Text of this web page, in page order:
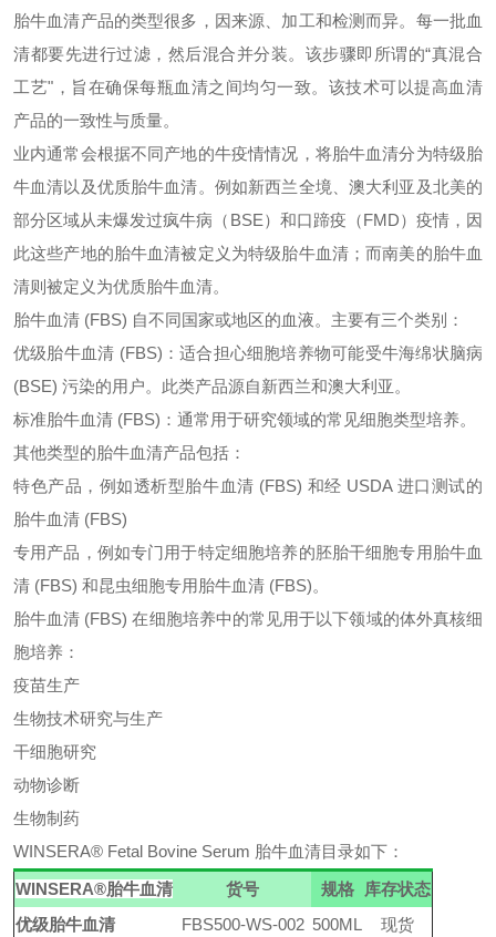
胎牛血清产品的类型很多，因来源、加工和检测而异。每一批血
清都要先进行过滤，然后混合并分装。该步骤即所谓的“真混合
工艺"，旨在确保每瓶血清之间均匀一致。该技术可以提高血清
产品的一致性与质量。
业内通常会根据不同产地的牛疫情情况，将胎牛血清分为特级胎
牛血清以及优质胎牛血清。例如新西兰全境、澳大利亚及北美的
部分区域从未爆发过疯牛病（ BSE）和口蹄疫（FMD）疫情，因
此这些产地的胎牛血清被定义为特级胎牛血清；而南美的胎牛血
清则被定义为优质胎牛血清。
胎牛血清 (FBS) 自不同国家或地区的血液。主要有三个类别：
优级胎牛血清 (FBS)：适合担心细胞培养物可能受牛海绵状脑病
(BSE) 污染的用户。此类产品源自新西兰和澳大利亚。
标准胎牛血清 (FBS)：通常用于研究领域的常见细胞类型培养。
其他类型的胎牛血清产品包括：
特色产品，例如透析型胎牛血清 (FBS) 和经 USDA 进口测试的
胎牛血清 (FBS)
专用产品，例如专门用于特定细胞培养的胚胎干细胞专用胎牛血
清 (FBS) 和昆虫细胞专用胎牛血清 (FBS)。
胎牛血清 (FBS) 在细胞培养中的常见用于以下领域的体外真核细
胞培养：
疫苗生产
生物技术研究与生产
干细胞研究
动物诊断
生物制药
WINSERA® Fetal Bovine Serum 胎牛血清目录如下：
WINSERA®胎牛血清
货号 规格
库存状态
优级胎牛血清 FBS500-WS-002 500ML
现货